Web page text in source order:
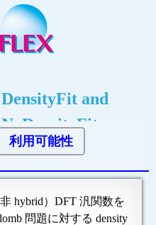
DensityFit and
NoDensityFit
利用可能性
hybrid）DFT 汎関数を
問題に対する density